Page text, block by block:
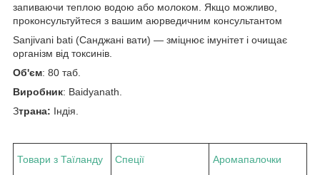
запиваючи теплою водою або молоком. Якщо можливо,
проконсультуйтеся з вашим аюрведичним консультантом
Sanjivani bati (Санджані вати) — зміцнює імунітет і очищає
організм від токсинів.
Об'єм: 80 таб.
Виробник: Baidyanath.
Зтрана: Індія.
Товари з Таїланду Спеції Аромапалочки